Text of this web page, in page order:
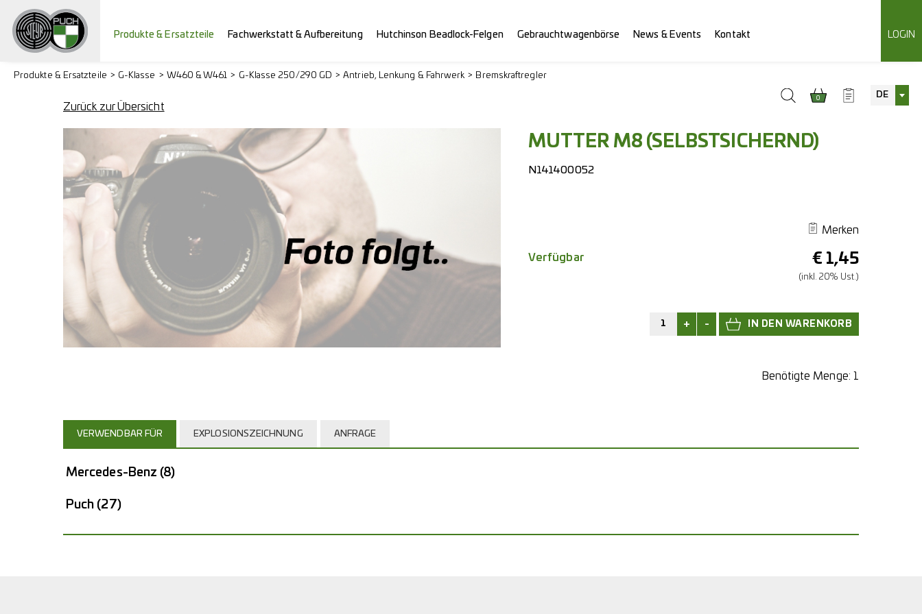
Produkte & Ersatzteile Fachwerkstatt & Aufbereitung Hutchinson Beadlock-Felgen Gebrauchtwagenbörse News & Events Kontakt LOGIN
0 DE
Produkte & Ersatzteile G-Klasse W460 & W461 G-Klasse 250/290 GD Antrieb, Lenkung & Fahrwerk Bremskraftregler
Zurück zur Übersicht
MUTTER M8 (SELBSTSICHERND)
N141400052
Merken
€ 1,45
(inkl. 20% Ust.)
Verfügbar
+ -
Benötigte Menge: 1
VERWENDBAR FÜR EXPLOSIONSZEICHNUNG ANFRAGE
Mercedes-Benz (8)
Puch (27)